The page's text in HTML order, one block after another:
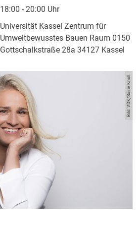
18:00 - 20:00 Uhr
Universität Kassel Zentrum für
Umweltbewusstes Bauen Raum 0150
Gottschalkstraße 28a 34127 Kassel
Bild: VDK/Susie Knoll.